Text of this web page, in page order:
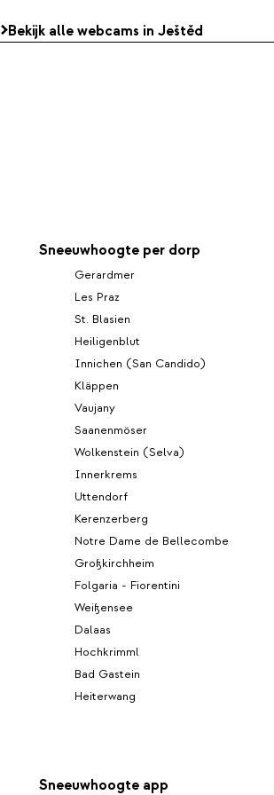
Bekijk alle webcams in Ještěd
Sneeuwhoogte per dorp
Gerardmer
Les Praz
St. Blasien
Heiligenblut
Innichen (San Candido)
Kläppen
Vaujany
Saanenmöser
Wolkenstein (Selva)
Innerkrems
Uttendorf
Kerenzerberg
Notre Dame de Bellecombe
Großkirchheim
Folgaria - Fiorentini
Weißensee
Dalaas
Hochkrimml
Bad Gastein
Heiterwang
Sneeuwhoogte app